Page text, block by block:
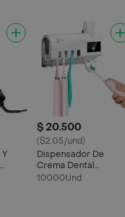
3d
$ 20.500
($2.05/und)
Dispensador De
Crema Dental
Esterilización Uv
10000Und